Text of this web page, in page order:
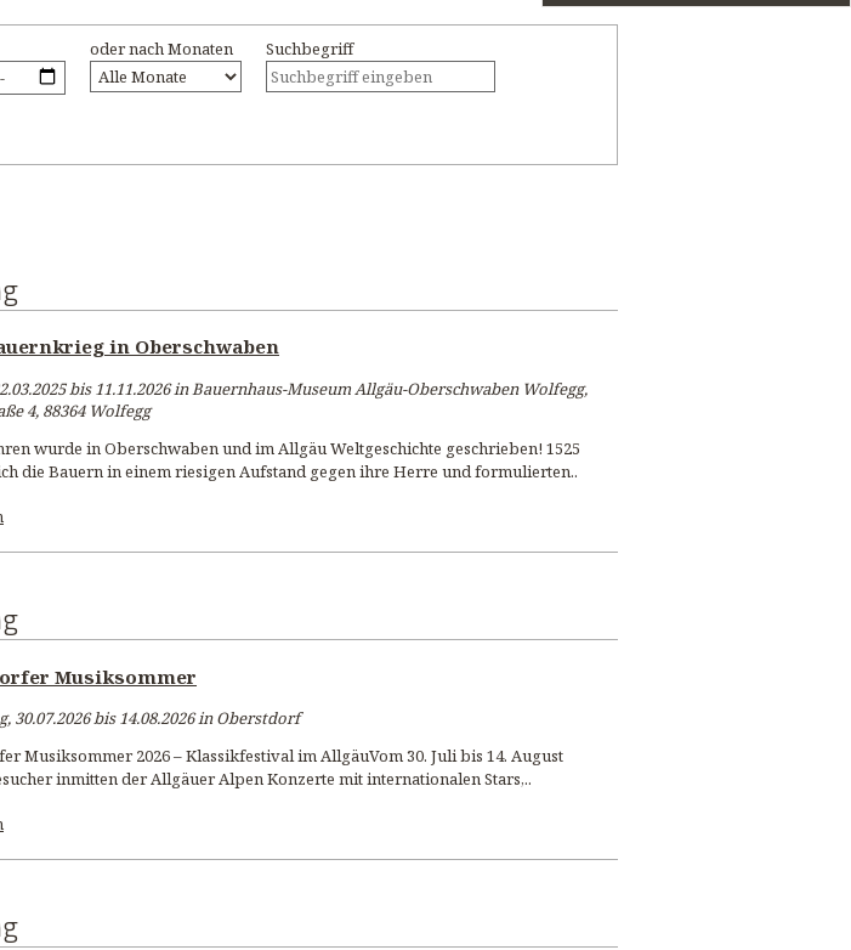
oder nach Monaten Suchbegriff
in Oberschwaben
bis 11.11.2026 in Bauernhaus-Museum Allgäu-Oberschwaben Wolfegg,
4, 88364 Wolfegg
wurde in Oberschwaben und im Allgäu Weltgeschichte geschrieben! 1525
die Bauern in einem riesigen Aufstand gegen ihre Herre und formulierten..
Musiksommer
30.07.2026 bis 14.08.2026 in Oberstdorf
Musiksommer 2026 – Klassikfestival im AllgäuVom 30. Juli bis 14. August
inmitten der Allgäuer Alpen Konzerte mit internationalen Stars,..